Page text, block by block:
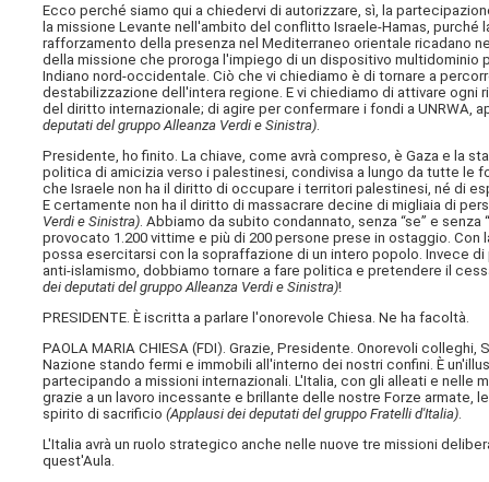
Ecco perché siamo qui a chiedervi di autorizzare, sì, la
la missione Levante nell'ambito del conflitto Israele-Hamas, purché
rafforzamento della presenza nel Mediterraneo orientale ricadano
della missione che proroga l'impiego di un dispositivo multidominio
Indiano nord-occidentale. Ciò che vi chiediamo è di tornare a
destabilizzazione dell'intera regione. E vi chiediamo di attivare ogni
del diritto internazionale; di agire per confermare i fondi a
deputati del gruppo Alleanza Verdi e Sinistra)
Presidente, ho finito. La chiave, come avrà compreso, è Gaza e la
politica di amicizia verso i palestinesi, condivisa a lungo da tutte
che Israele non ha il diritto di occupare i territori palestinesi, né di
E certamente non ha il diritto di massacrare decine di migliaia di
Verdi e Sinistra) . Abbiamo da subito condannato, senza “se” e
provocato 1.200 vittime e più di 200 persone prese in ostaggio.
possa esercitarsi con la sopraffazione di un intero popolo. Invece
anti-islamismo, dobbiamo tornare a fare politica e pretendere il
dei deputati del gruppo Alleanza Verdi e Sinistra)!
PRESIDENTE. È iscritta a parlare l'onorevole Chiesa. Ne ha facoltà.
PAOLA MARIA CHIESA (FDI). Grazie, Presidente. Onorevoli colleghi,
Nazione stando fermi e immobili all'interno dei nostri confini. È
partecipando a missioni internazionali. L'Italia, con gli alleati e nelle
grazie a un lavoro incessante e brillante delle nostre Forze
spirito di sacrificio(Applausi dei deputati del gruppo Fratelli d'Italia).
L'Italia avrà un ruolo strategico anche nelle nuove tre missioni
quest'Aula.